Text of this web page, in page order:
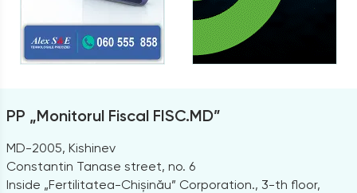
PP „Monitorul Fiscal FISC.MD”
MD-2005, Kishinev
Constantin Tanase street, no. 6
Inside „Fertilitatea-Chișinău” Corporation., 3-th floor,